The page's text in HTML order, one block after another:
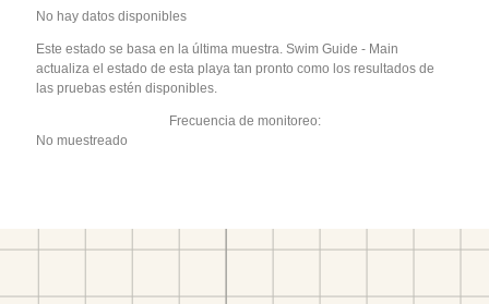
No hay datos disponibles
Este estado se basa en la última muestra. Swim Guide - Main
actualiza el estado de esta playa tan pronto como los resultados de
las pruebas estén disponibles.
Frecuencia de monitoreo:
No muestreado